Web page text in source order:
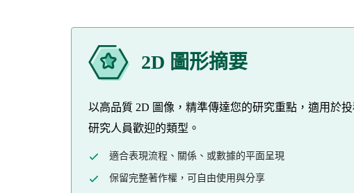
2D 圖形摘要
以高品質 2D 圖像，精準傳達您的研究重點，適用於
研究人員歡迎的類型。
適合表現流程、關係、或數據的平面呈現
保留完整著作權，可自由使用與分享